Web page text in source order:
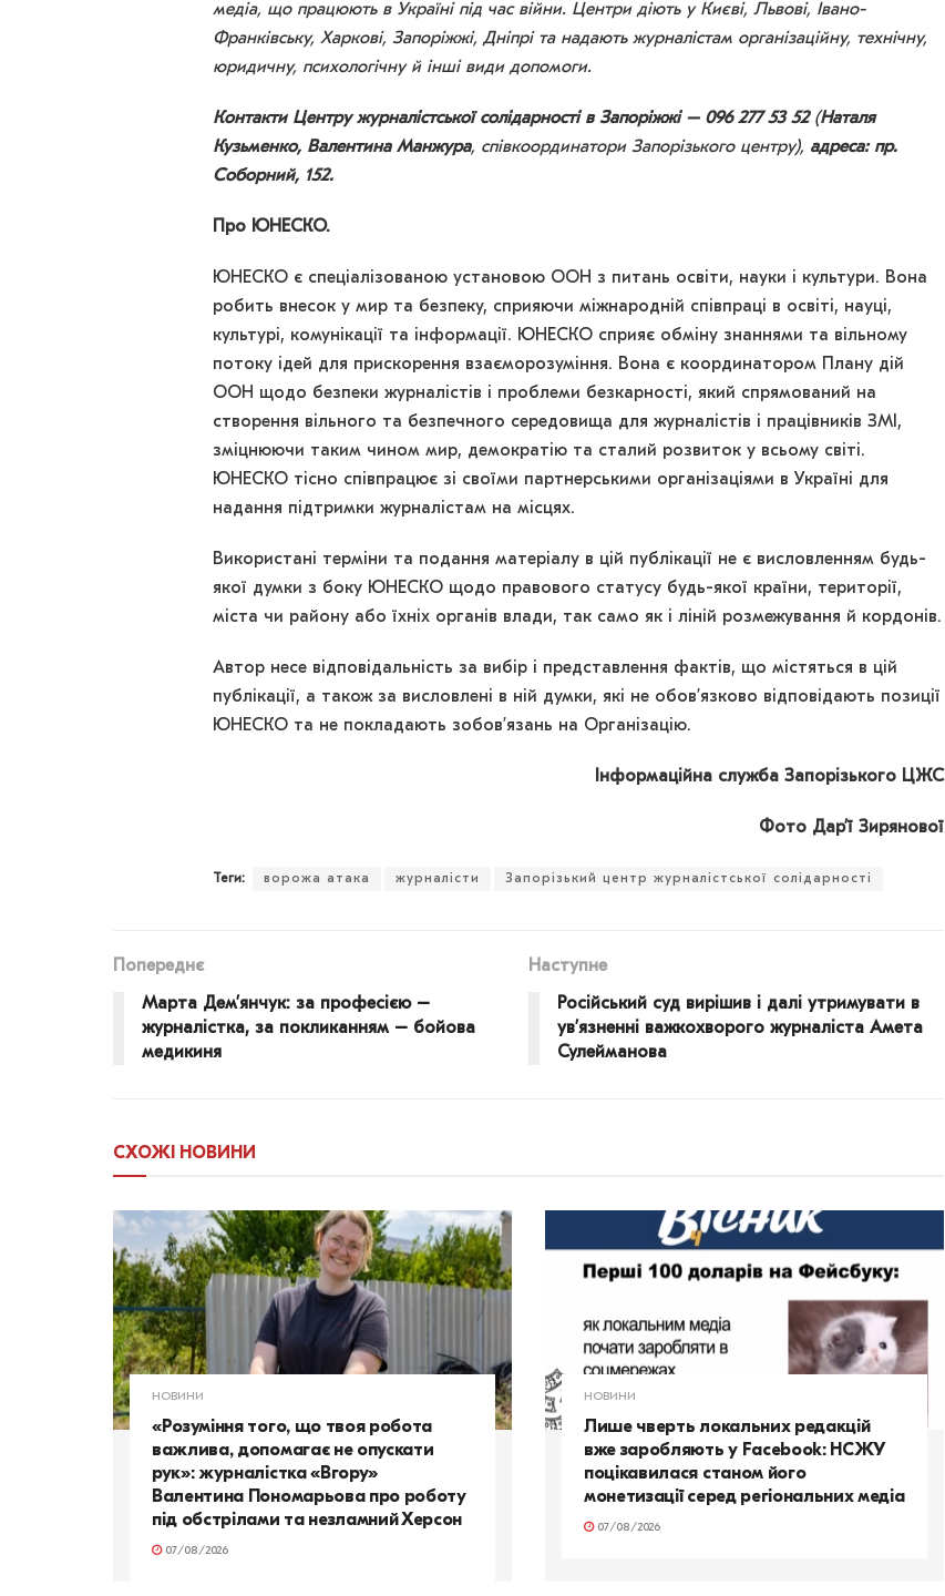
медіа, що працюють в Україні під час війни. Центри діють у Києві, Львові, Івано-
Франківську, Харкові, Запоріжжі, Дніпрі та надають журналістам організаційну, технічну,
юридичну, психологічну й інші види допомоги.
Контакти Центру журналістської солідарності в Запоріжжі – 096 277 53 52(Наталя
Кузьменко, Валентина Манжура, співкоординатори Запорізького центру), адреса: пр.
Соборний, 152.
Про ЮНЕСКО.
ЮНЕСКО є спеціалізованою установою ООН з питань освіти, науки і культури. Вона
робить внесок у мир та безпеку, сприяючи міжнародній співпраці в освіті, науці,
культурі, комунікації та інформації. ЮНЕСКО сприяє обміну знаннями та вільному
потоку ідей для прискорення взаєморозуміння. Вона є координатором Плану дій
ООН щодо безпеки журналістів і проблеми безкарності, який спрямований на
створення вільного та безпечного середовища для журналістів і працівників ЗМІ,
зміцнюючи таким чином мир, демократію та сталий розвиток у всьому світі.
ЮНЕСКО тісно співпрацює зі своїми партнерськими організаціями в Україні для
надання підтримки журналістам на місцях.
Використані терміни та подання матеріалу в цій публікації не є висловленням будь-
якої думки з боку ЮНЕСКО щодо правового статусу будь-якої країни, території,
міста чи району або їхніх органів влади, так само як і ліній розмежування й кордонів.
Автор несе відповідальність за вибір і представлення фактів, що містяться в цій
публікації, а також за висловлені в ній думки, які не обов’язково відповідають позиції
ЮНЕСКО та не покладають зобов’язань на Організацію.
Інформаційна служба Запорізького ЦЖС
Фото Дар’ї Зирянової
Теги: ворожа атака журналісти Запорізький центр журналістської солідарності
Попереднє
Марта Дем’янчук: за професією –
журналістка, за покликанням – бойова
медикиня
Наступне
Російський суд вирішив і далі утримувати в
ув’язненні важкохворого журналіста Амета
Сулейманова
СХОЖІ НОВИНИ
НОВИНИ
«Розуміння того, що твоя робота
важлива, допомагає не опускати
рук»: журналістка «Вгору»
Валентина Пономарьова про роботу
під обстрілами та незламний Херсон
07/08/2026
НОВИНИ
Лише чверть локальних редакцій
вже заробляють у Facebook: НСЖУ
поцікавилася станом його
монетизації серед регіональних медіа
07/08/2026